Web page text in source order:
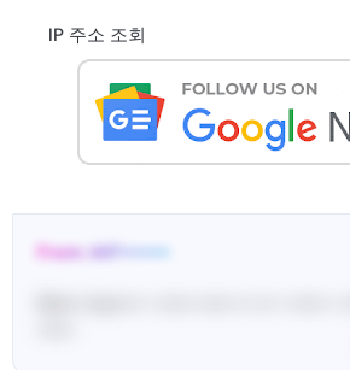
IP 주소 조회
From: 447••••••••